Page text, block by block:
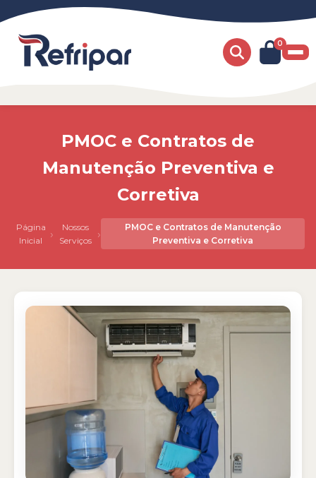
0
PMOC e Contratos de
Manutenção Preventiva e
Corretiva
Página
Inicial
›
Nossos
Serviços ›
PMOC e Contratos de Manutenção
Preventiva e Corretiva